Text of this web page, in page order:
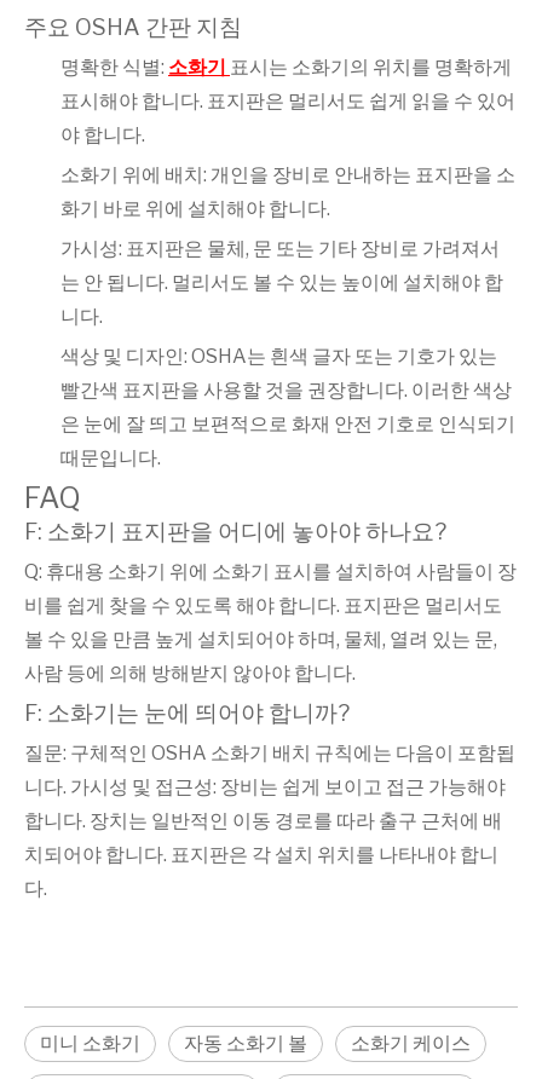
주요 OSHA 간판 지침
명확한 식별: 소화기 표시는 소화기의 위치를 ​​명확하게
표시해야 합니다. 표지판은 멀리서도 쉽게 읽을 수 있어
야 합니다.
소화기 위에 배치: 개인을 장비로 안내하는 표지판을 소
화기 바로 위에 설치해야 합니다.
가시성: 표지판은 물체, 문 또는 기타 장비로 가려져서
는 안 됩니다. 멀리서도 볼 수 있는 높이에 설치해야 합
니다.
색상 및 디자인: OSHA는 흰색 글자 또는 기호가 있는
빨간색 표지판을 사용할 것을 권장합니다. 이러한 색상
은 눈에 잘 띄고 보편적으로 화재 안전 기호로 인식되기
때문입니다.
FAQ
F: 소화기 표지판을 어디에 놓아야 하나요?
Q: 휴대용 소화기 위에 소화기 표시를 설치하여 사람들이 장
비를 쉽게 찾을 수 있도록 해야 합니다. 표지판은 멀리서도
볼 수 있을 만큼 높게 설치되어야 하며, 물체, 열려 있는 문,
사람 등에 의해 방해받지 않아야 합니다.
F: 소화기는 눈에 띄어야 합니까?
질문: 구체적인 OSHA 소화기 배치 규칙에는 다음이 포함됩
니다. 가시성 및 접근성: 장비는 쉽게 보이고 접근 가능해야
합니다. 장치는 일반적인 이동 경로를 따라 출구 근처에 배
치되어야 합니다. 표지판은 각 설치 위치를 나타내야 합니
다.
미니 소화기 자동 소화기 볼 소화기 케이스